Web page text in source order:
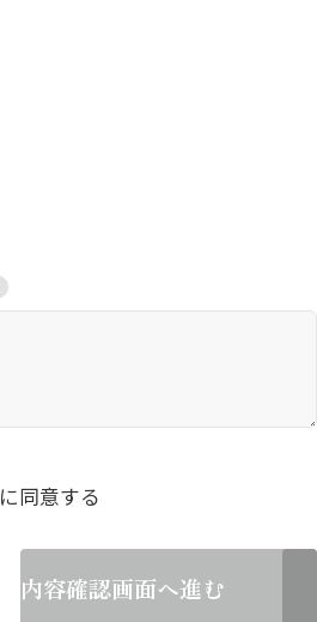
に同意する
内容確認画面へ進む